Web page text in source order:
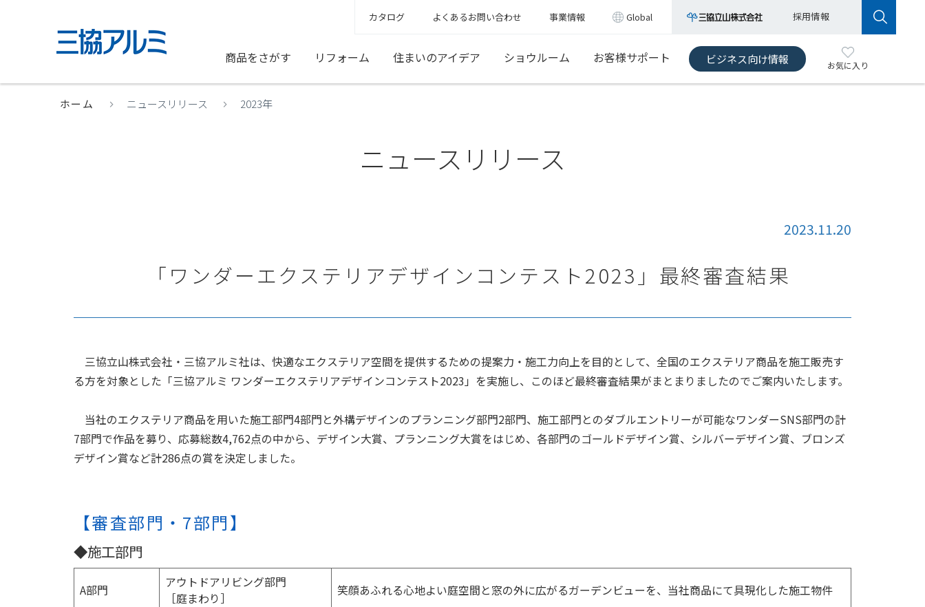
カタログ よくあるお問い合わせ 事業情報 Global 採用情報
商品をさがす リフォーム 住まいのアイデア ショウルーム お客様サポート ビジネス向け情報 お気に入り
ホーム ニュースリリース 2023年
ニュースリリース
2023.11.20
「ワンダーエクステリアデザインコンテスト2023」最終審査結果
三協立山株式会社・三協アルミ社は、快適なエクステリア空間を提供するための提案力・施工力向上を目的として、全国のエクステリア商品を施工販売す
る方を対象とした「三協アルミ ワンダーエクステリアデザインコンテスト2023」を実施し、このほど最終審査結果がまとまりましたのでご案内いたします。
当社のエクステリア商品を用いた施工部門4部門と外構デザインのプランニング部門2部門、施工部門とのダブルエントリーが可能なワンダーSNS部門の計
7部門で作品を募り、応募総数4,762点の中から、デザイン大賞、プランニング大賞をはじめ、各部門のゴールドデザイン賞、シルバーデザイン賞、ブロンズ
デザイン賞など計286点の賞を決定しました。
【審査部門・7部門】
◆施工部門
A部門
アウトドアリビング部門
［庭まわり］
笑顔あふれる心地よい庭空間と窓の外に広がるガーデンビューを、当社商品にて具現化した施工物件